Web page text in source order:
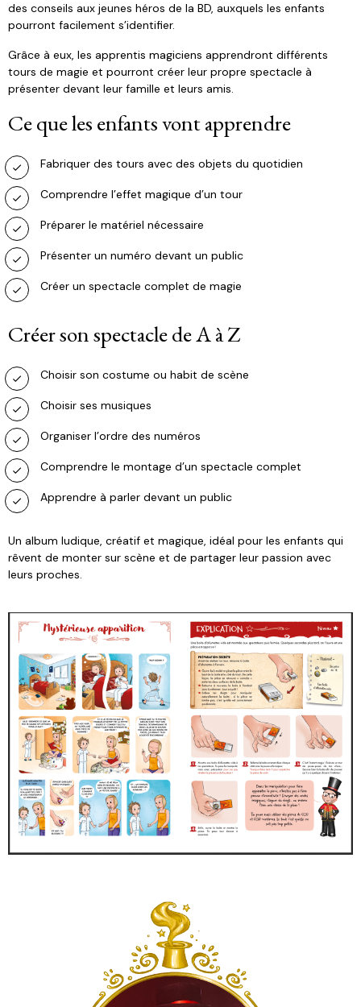
des conseils aux jeunes héros de la BD, auxquels les enfants
pourront facilement s’identifier.
Grâce à eux, les apprentis magiciens apprendront différents
tours de magie et pourront créer leur propre spectacle à
présenter devant leur famille et leurs amis.
Ce que les enfants vont apprendre
Fabriquer des tours avec des objets du quotidien
Comprendre l’effet magique d’un tour
Préparer le matériel nécessaire
Présenter un numéro devant un public
Créer un spectacle complet de magie
Créer son spectacle de A à Z
Choisir son costume ou habit de scène
Choisir ses musiques
Organiser l’ordre des numéros
Comprendre le montage d’un spectacle complet
Apprendre à parler devant un public
Un album ludique, créatif et magique, idéal pour les enfants qui
rêvent de monter sur scène et de partager leur passion avec
leurs proches.